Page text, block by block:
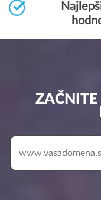
ZAČNITE
www.